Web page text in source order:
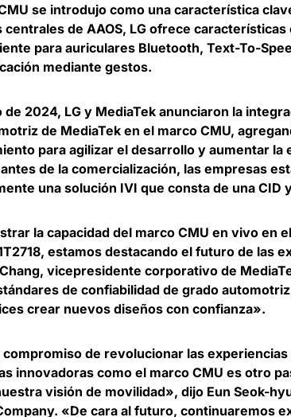
se introdujo como una característica
centrales de AAOS, LG ofrece
para auriculares Bluetooth, Text-To-
mediante gestos.
de 2024, LG y MediaTek anunciaron la
de MediaTek en el marco CMU,
para agilizar el desarrollo y aumentar la
de la comercialización, las empresas
una solución IVI que consta de una CID
la capacidad del marco CMU en vivo en
estamos destacando el futuro de las
vicepresidente corporativo de
de confiabilidad de grado
crear nuevos diseños con confianza».
de revolucionar las
innovadoras como el marco CMU es otro
visión de movilidad», dijo Eun Seok-
«De cara al futuro, continuaremos